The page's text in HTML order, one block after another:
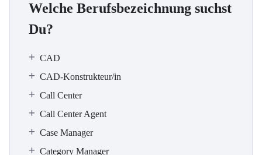
Welche Berufsbezeichnung suchst
Du?
CAD
CAD-Konstrukteur/in
Call Center
Call Center Agent
Case Manager
Category Manager